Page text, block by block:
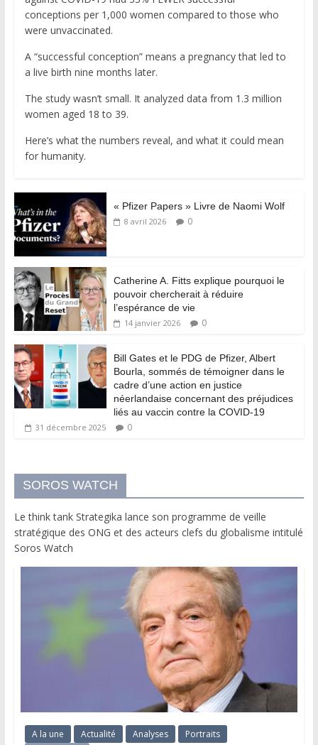
conceptions per 1,000 women compared to those who
were unvaccinated.
A “successful conception” means a pregnancy that led to
a live birth nine months later.
The study wasn’t small. It analyzed data from 1.3 million
women aged 18 to 39.
Here’s what the numbers reveal, and what it could mean
for humanity.
« Pfizer Papers » Livre de Naomi Wolf
8 avril 2026 0
Catherine A. Fitts explique pourquoi le
pouvoir chercherait à réduire
l’espérance de vie
14 janvier 2026 0
Bill Gates et le PDG de Pfizer, Albert
Bourla, sommés de témoigner dans le
cadre d’une action en justice
néerlandaise concernant des préjudices
liés au vaccin contre la COVID-19
31 décembre 2025 0
SOROS WATCH
Le think tank Strategika lance son programme de veille
stratégique des ONG et des acteurs clefs du globalisme intitulé
Soros Watch
A la une Actualité Analyses
Portraits